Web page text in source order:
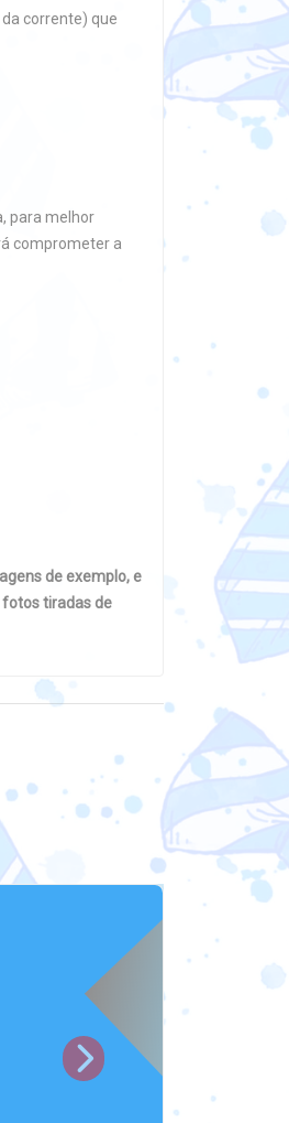
corrente) que
para melhor
comprometer a
de exemplo, e
tiradas de